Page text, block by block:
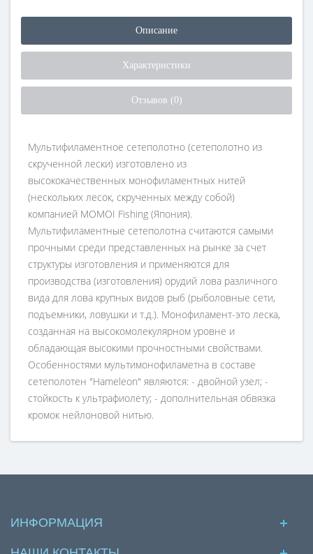
Описание
Характеристики
Отзывов (0)
Мультифиламентное сетеполотно (сетеполотно из
скрученной лески) изготовлено из
высококачественных монофиламентных нитей
(нескольких лесок, скрученных между собой)
компанией MOMOI Fishing (Япония).
Мультифиламентные сетеполотна считаются самыми
прочными среди представленных на рынке за счет
структуры изготовления и применяются для
производства (изготовления) орудий лова различного
вида для лова крупных видов рыб (рыболовные сети,
подъемники, ловушки и т.д.). Монофиламент-это леска,
созданная на высокомолекулярном уровне и
обладающая высокими прочностными свойствами.
Особенностями мультимонофиламетна в составе
сетеполотен "Hameleon" являются: - двойной узел; -
стойкость к ультрафиолету; - дополнительная обвязка
кромок нейлоновой нитью.
ИНФОРМАЦИЯ